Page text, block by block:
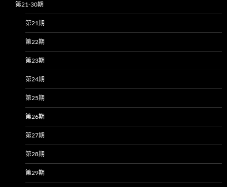
第21-30期
第21期
第22期
第23期
第24期
第25期
第26期
第27期
第28期
第29期